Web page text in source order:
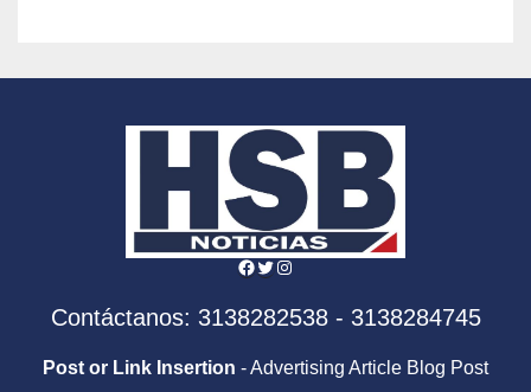
Facebook
Twitter
Instagram
Contáctanos: 3138282538 - 3138284745
Post or Link Insertion - Advertising Article Blog Post